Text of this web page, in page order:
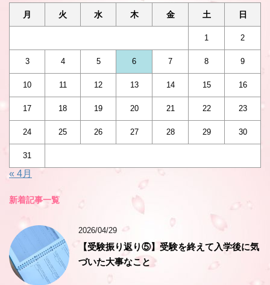
月 火 水 木 金 土 日
1 2
3 4 5 6 7 8 9
10 11 12 13 14 15 16
17 18 19 20 21 22 23
24 25 26 27 28 29 30
31
« 4月
新着記事一覧
2026/04/29
【受験振り返り⑤】受験を終えて入学後に気
づいた大事なこと